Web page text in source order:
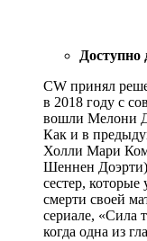
Доступно
CW принял
в 2018 году с
вошли Мелони
Как и в
Холли Мари
Шеннен
сестер,
смерти своей
сериале, «Сила
когда одна из